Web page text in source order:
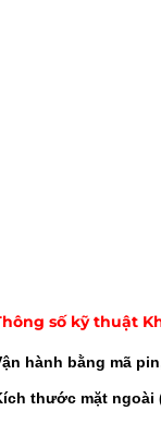
số kỹ thuật
hành bằng mã
thước mặt ngoài